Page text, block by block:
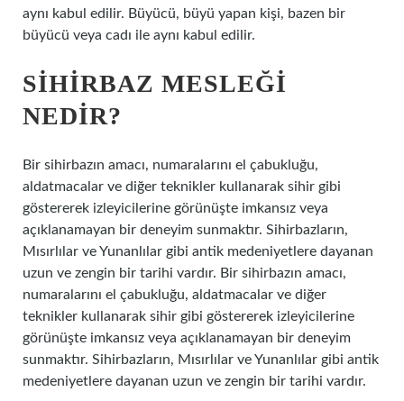
aynı kabul edilir. Büyücü, büyü yapan kişi, bazen bir
büyücü veya cadı ile aynı kabul edilir.
SIHIRBAZ MESLEĞI
NEDIR?
Bir sihirbazın amacı, numaralarını el çabukluğu,
aldatmacalar ve diğer teknikler kullanarak sihir gibi
göstererek izleyicilerine görünüşte imkansız veya
açıklanamayan bir deneyim sunmaktır. Sihirbazların,
Mısırlılar ve Yunanlılar gibi antik medeniyetlere dayanan
uzun ve zengin bir tarihi vardır. Bir sihirbazın amacı,
numaralarını el çabukluğu, aldatmacalar ve diğer
teknikler kullanarak sihir gibi göstererek izleyicilerine
görünüşte imkansız veya açıklanamayan bir deneyim
sunmaktır. Sihirbazların, Mısırlılar ve Yunanlılar gibi antik
medeniyetlere dayanan uzun ve zengin bir tarihi vardır.